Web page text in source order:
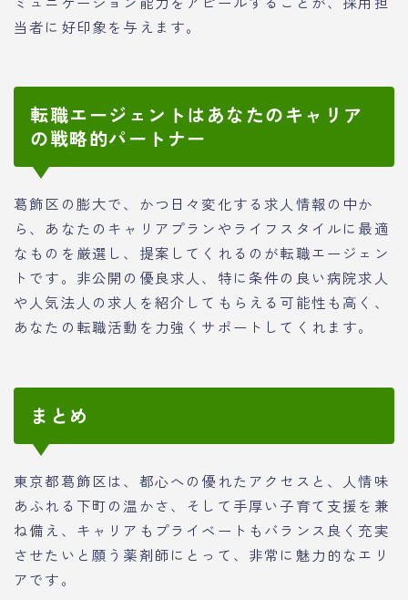
当者に好印象を与えます。
転職エージェントはあなたのキャリア
の戦略的パートナー
葛飾区の膨大で、かつ日々変化する求人情報の中か
ら、あなたのキャリアプランやライフスタイルに最適
なものを厳選し、提案してくれるのが転職エージェン
トです。非公開の優良求人、特に条件の良い病院求人
や人気法人の求人を紹介してもらえる可能性も高く、
あなたの転職活動を力強くサポートしてくれます。
まとめ
東京都葛飾区は、都心への優れたアクセスと、人情味
あふれる下町の温かさ、そして手厚い子育て支援を兼
ね備え、キャリアもプライベートもバランス良く充実
させたいと願う薬剤師にとって、非常に魅力的なエリ
アです。